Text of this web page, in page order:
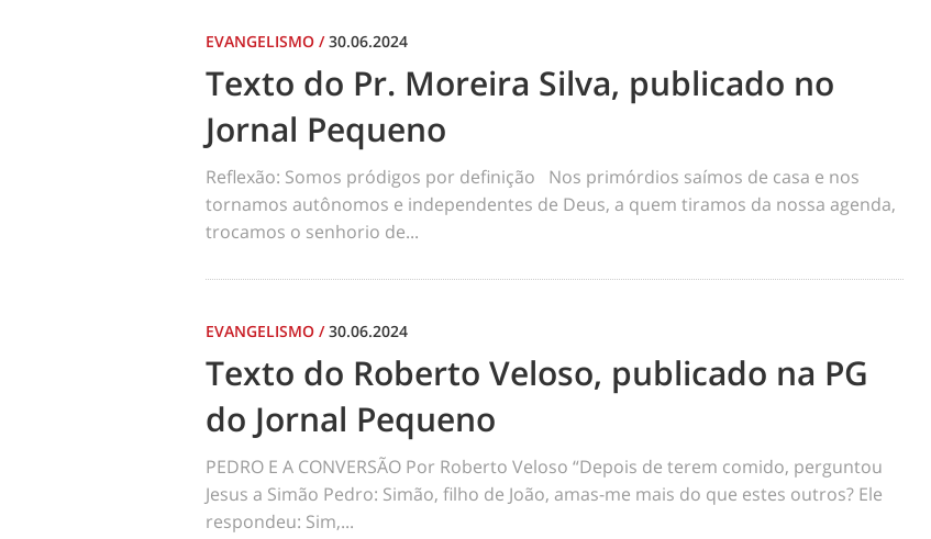
EVANGELISMO /30.06.2024
Texto do Pr. Moreira Silva, publicado no
Jornal Pequeno
Reflexão: Somos pródigos por definição Nos primórdios saímos de casa e nos
tornamos autônomos e independentes de Deus, a quem tiramos da nossa agenda,
trocamos o senhorio de...
EVANGELISMO /30.06.2024
Texto do Roberto Veloso, publicado na PG
do Jornal Pequeno
PEDRO E A CONVERSÃO Por Roberto Veloso “Depois de terem comido, perguntou
Jesus a Simão Pedro: Simão, filho de João, amas-me mais do que estes outros? Ele
respondeu: Sim,...